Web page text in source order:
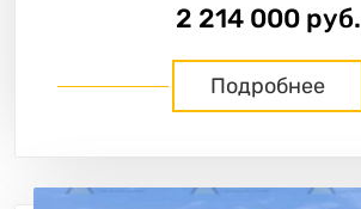
2 214 000 руб.
Подробнее